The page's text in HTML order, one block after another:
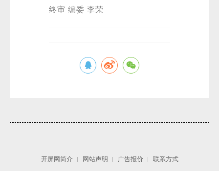
终审 编委 李荣
开屏网简介 网站声明 广告报价 联系方式